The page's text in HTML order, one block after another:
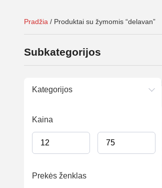
Pradžia / Produktai su žymomis “delavan”
Subkategorijos
Kategorijos
Kaina
Prekės ženklas